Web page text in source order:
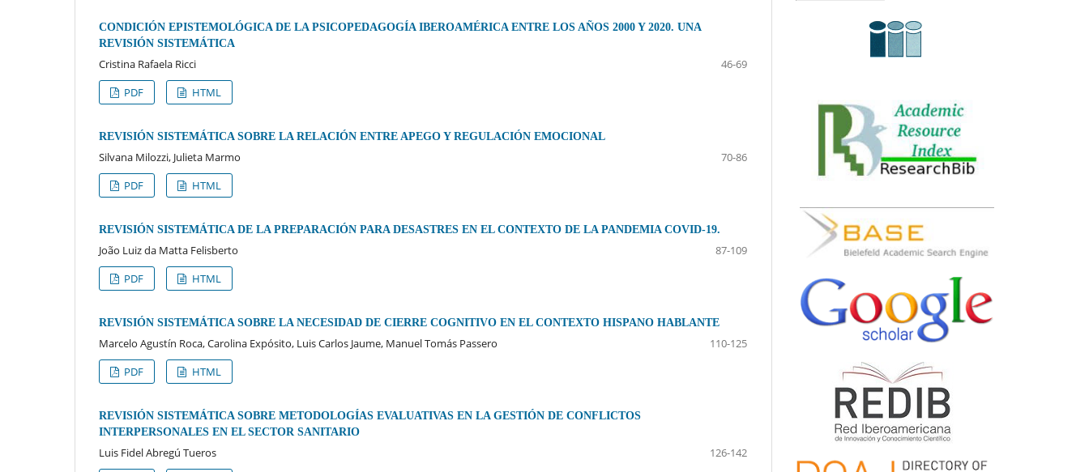
CONDICIÓN EPISTEMOLÓGICA DE LA PSICOPEDAGOGÍA IBEROAMÉRICA ENTRE LOS AÑOS 2000 Y 2020. UNA
REVISIÓN SISTEMÁTICA
Cristina Rafaela Ricci
46-69
PDF
HTML
REVISIÓN SISTEMÁTICA SOBRE LA RELACIÓN ENTRE APEGO Y REGULACIÓN EMOCIONAL
Silvana Milozzi, Julieta Marmo
70-86
PDF
HTML
REVISIÓN SISTEMÁTICA DE LA PREPARACIÓN PARA DESASTRES EN EL CONTEXTO DE LA PANDEMIA COVID-19.
João Luiz da Matta Felisberto
87-109
PDF
HTML
REVISIÓN SISTEMÁTICA SOBRE LA NECESIDAD DE CIERRE COGNITIVO EN EL CONTEXTO HISPANO HABLANTE
Marcelo Agustín Roca, Carolina Expósito, Luis Carlos Jaume, Manuel Tomás Passero
110-125
PDF
HTML
REVISIÓN SISTEMÁTICA SOBRE METODOLOGÍAS EVALUATIVAS EN LA GESTIÓN DE CONFLICTOS
INTERPERSONALES EN EL SECTOR SANITARIO
Luis Fidel Abregú Tueros
126-142